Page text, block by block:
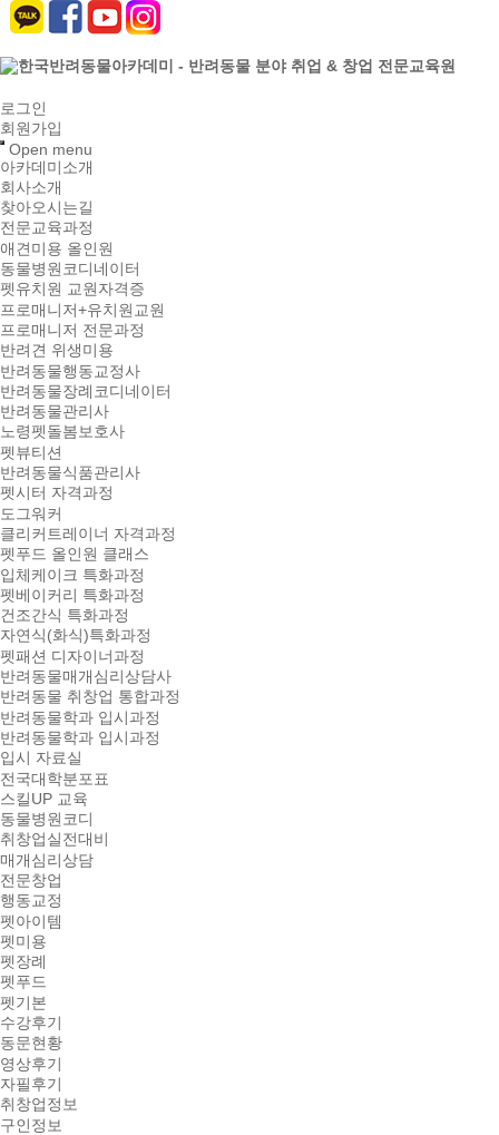
로그인
회원가입
Open menu
아카데미소개
회사소개
찾아오시는길
전문교육과정
애견미용 올인원
동물병원코디네이터
펫유치원 교원자격증
프로매니저+유치원교원
프로매니저 전문과정
반려견 위생미용
반려동물행동교정사
반려동물장례코디네이터
반려동물관리사
노령펫돌봄보호사
펫뷰티션
반려동물식품관리사
펫시터 자격과정
도그워커
클리커트레이너 자격과정
펫푸드 올인원 클래스
입체케이크 특화과정
펫베이커리 특화과정
건조간식 특화과정
자연식(화식)특화과정
펫패션 디자이너과정
반려동물매개심리상담사
반려동물 취창업 통합과정
반려동물학과 입시과정
반려동물학과 입시과정
입시 자료실
전국대학분포표
스킬UP 교육
동물병원코디
취창업실전대비
매개심리상담
전문창업
행동교정
펫아이템
펫미용
펫장례
펫푸드
펫기본
수강후기
동문현황
영상후기
자필후기
취창업정보
구인정보